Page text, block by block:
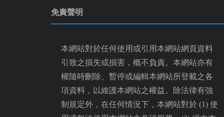
免責聲明
本網站對於任何使用或引用本網站網頁資料
引致之損失或損害，概不負責。本網站亦有
權隨時刪除、暫停或編輯本網站所登載之各
項資料，以維護本網站之權益。除法律有強
制規定外，在任何情況下，本網站對於 (1) 使